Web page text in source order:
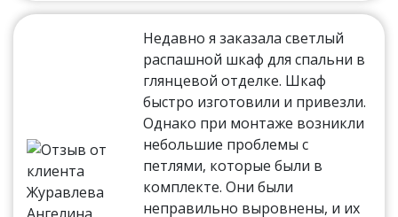
Недавно я заказала светлый
распашной шкаф для спальни в
глянцевой отделке. Шкаф
быстро изготовили и привезли.
Однако при монтаже возникли
небольшие проблемы с
петлями, которые были в
комплекте. Они были
неправильно выровнены, и их